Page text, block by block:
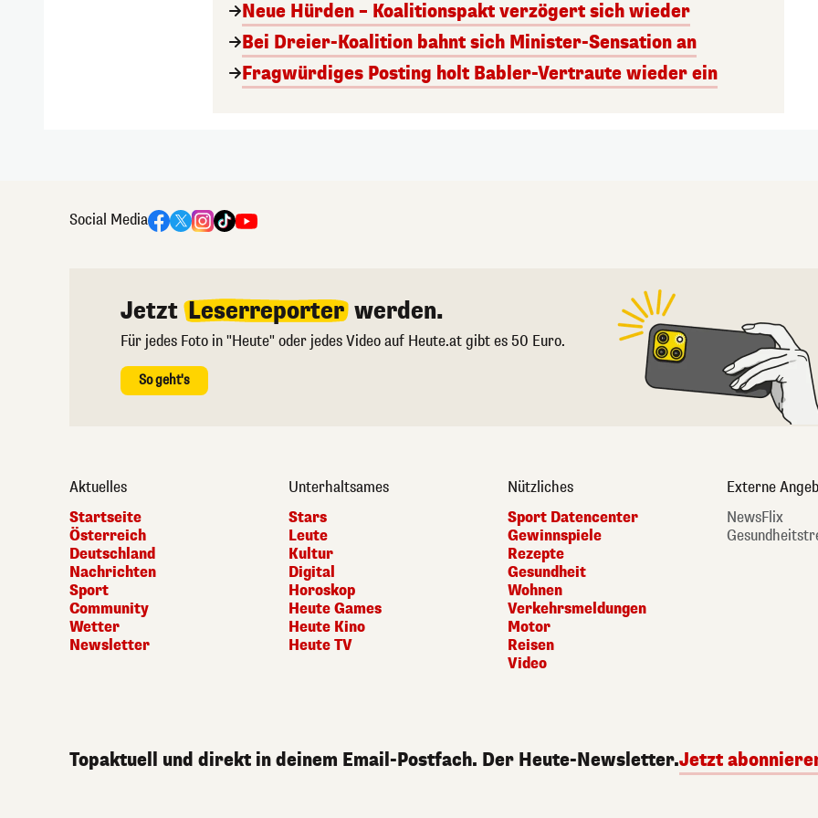
Neue Hürden – Koalitionspakt verzögert sich wieder
Bei Dreier-Koalition bahnt sich Minister-Sensation an
Fragwürdiges Posting holt Babler-Vertraute wieder ein
Social Media
Jetzt Leserreporter werden.
Für jedes Foto in "Heute" oder jedes Video auf Heute.at gibt es 50 Euro.
So geht's
Aktuelles
Startseite
Österreich
Deutschland
Nachrichten
Sport
Community
Wetter
Newsletter
Unterhaltsames
Stars
Leute
Kultur
Digital
Horoskop
Heute Games
Heute Kino
Heute TV
Nützliches
Sport Datencenter
Gewinnspiele
Rezepte
Gesundheit
Wohnen
Verkehrsmeldungen
Motor
Reisen
Video
Externe
NewsFlix
Topaktuell und direkt in deinem Email-Postfach. Der Heute-Newsletter.Jetzt